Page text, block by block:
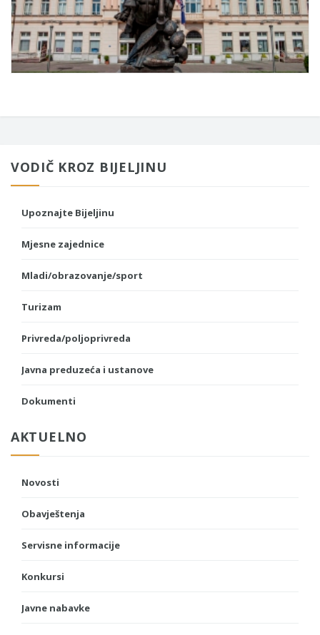
VODIČ KROZ BIJELJINU
Upoznajte Bijeljinu
Mjesne zajednice
Mladi/obrazovanje/sport
Turizam
Privreda/poljoprivreda
Javna preduzeća i ustanove
Dokumenti
AKTUELNO
Novosti
Obavještenja
Servisne informacije
Konkursi
Javne nabavke